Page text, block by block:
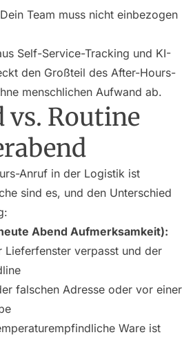
Team muss nicht einbezogen
Self-Service-Tracking und KI-
den Großteil des After-Hours-
menschlichen Aufwand ab.
vs. Routine
Anruf in der Logistik ist
sind es, und den Unterschied
Abend Aufmerksamkeit):
Lieferfenster verpasst und der
falschen Adresse oder vor einer
Ware ist